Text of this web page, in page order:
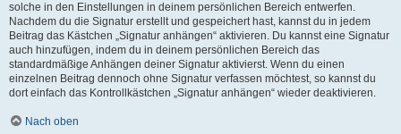
solche in den Einstellungen in deinem persönlichen Bereich entwerfen.
Nachdem du die Signatur erstellt und gespeichert hast, kannst du in jedem
Beitrag das Kästchen „Signatur anhängen“ aktivieren. Du kannst eine Signatur
auch hinzufügen, indem du in deinem persönlichen Bereich das
standardmäßige Anhängen deiner Signatur aktivierst. Wenn du einen
einzelnen Beitrag dennoch ohne Signatur verfassen möchtest, so kannst du
dort einfach das Kontrollkästchen „Signatur anhängen“ wieder deaktivieren.
Nach oben